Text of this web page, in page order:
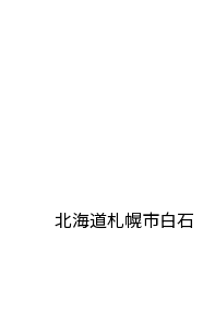
北海道札幌市白石